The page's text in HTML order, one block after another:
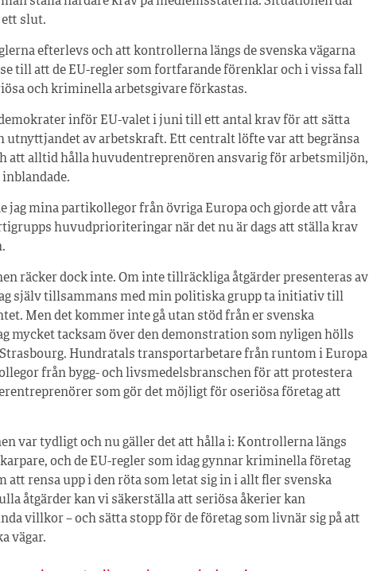
slut.
efterlevs och att kontrollerna längs de svenska vägarna
till att de EU-regler som fortfarande förenklar och i vissa fall
och kriminella arbetsgivare förkastas.
inför EU-valet i juni till ett antal krav för att sätta
utnyttjandet av arbetskraft. Ett centralt löfte var att begränsa
att alltid hålla huvudentreprenören ansvarig för arbetsmiljön,
jag mina partikollegor från övriga Europa och gjorde att våra
huvudprioriteringar när det nu är dags att ställa krav
räcker dock inte. Om inte tillräckliga åtgärder presenteras av
själv tillsammans med min politiska grupp ta initiativ till
Men det kommer inte gå utan stöd från er svenska
mycket tacksam över den demonstration som nyligen hölls
Hundratals transportarbetare från runtom i Europa
från bygg- och livsmedelsbranschen för att protestera
som gör det möjligt för oseriösa företag att
var tydligt och nu gäller det att hålla i: Kontrollerna längs
och de EU-regler som idag gynnar kriminella företag
att rensa upp i den röta som letat sig in i allt fler svenska
åtgärder kan vi säkerställa att seriösa åkerier kan
villkor – och sätta stopp för de företag som livnär sig på att
vägar.